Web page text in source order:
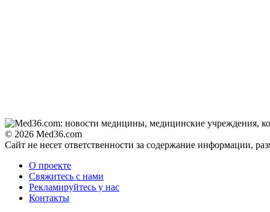
© 2026 Med36.com
Сайт не несет ответственности за содержание информации,
О проекте
Свяжитесь с нами
Рекламируйтесь у нас
Контакты